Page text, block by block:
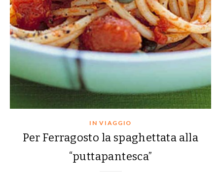
IN VIAGGIO
Per Ferragosto la spaghettata alla
“puttapantesca”